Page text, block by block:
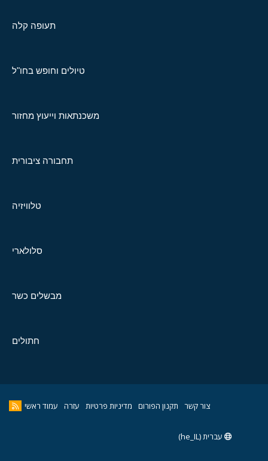
תעופה קלה
טיולים וחופש בחו"ל
משכנתאות וייעוץ מחזור
תחבורה ציבורית
טלוויזיה
סלולארי
מבשלים כשר
חתולים
צור קשר תקנון הפורום מדיניות פרטיות עזרה עמוד ראשי
עברית (he_IL)